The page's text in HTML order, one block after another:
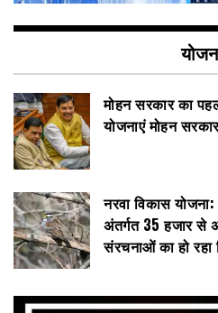
मोहन सरकार का
योजनाएं मोहन
नरवा विकास
अंतर्गत 35 हजार से
संरचनाओं का हो रहा